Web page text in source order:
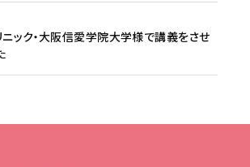
ニック・大阪信愛学院大学様で講義をさせ